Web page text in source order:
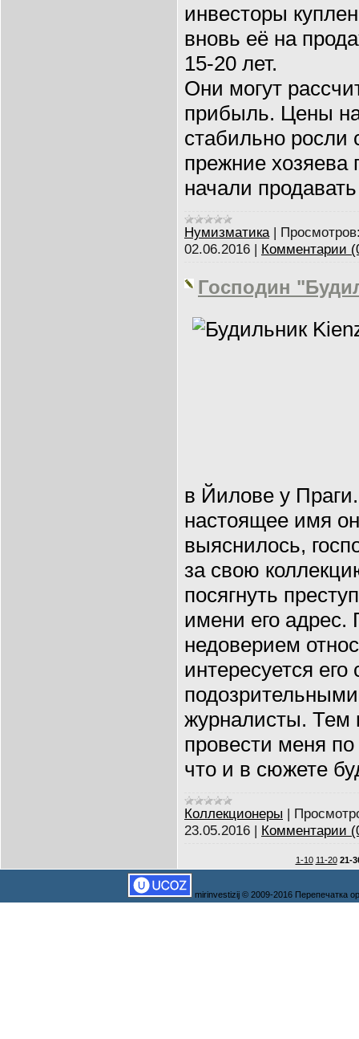
инвесторы
вновь её на
15-20 лет.
Они могут
прибыль. Цены
стабильно росли
прежние
начали
Нумизматика |
02.06.2016 | Комментарии
Господин
в Йилове у
настоящее имя
выяснилось,
за свою
посягнуть
имени его адрес.
недоверием
интересуется
журналисты. Тем
провести меня
что и в сюжете
Коллекционеры |
23.05.2016 | Комментарии
1-10 11-20 21-
mirinvestizij © 2009-2016 Перепечатка